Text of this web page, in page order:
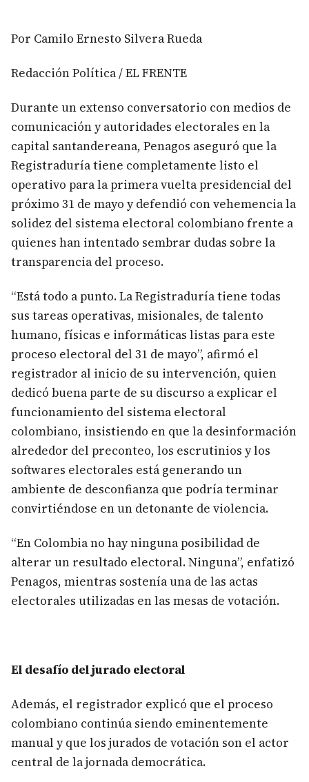
Por Camilo Ernesto Silvera Rueda
Redacción Política / EL FRENTE
Durante un extenso conversatorio con medios de
comunicación y autoridades electorales en la
capital santandereana, Penagos aseguró que la
Registraduría tiene completamente listo el
operativo para la primera vuelta presidencial del
próximo 31 de mayo y defendió con vehemencia la
solidez del sistema electoral colombiano frente a
quienes han intentado sembrar dudas sobre la
transparencia del proceso.
“Está todo a punto. La Registraduría tiene todas
sus tareas operativas, misionales, de talento
humano, físicas e informáticas listas para este
proceso electoral del 31 de mayo”, afirmó el
registrador al inicio de su intervención, quien
dedicó buena parte de su discurso a explicar el
funcionamiento del sistema electoral
colombiano, insistiendo en que la desinformación
alrededor del preconteo, los escrutinios y los
softwares electorales está generando un
ambiente de desconfianza que podría terminar
convirtiéndose en un detonante de violencia.
“En Colombia no hay ninguna posibilidad de
alterar un resultado electoral. Ninguna”, enfatizó
Penagos, mientras sostenía una de las actas
electorales utilizadas en las mesas de votación.
El desafío del jurado electoral
Además, el registrador explicó que el proceso
colombiano continúa siendo eminentemente
manual y que los jurados de votación son el actor
central de la jornada democrática.